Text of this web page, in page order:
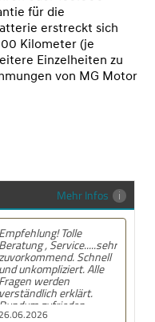
für die
erstreckt sich
Kilometer (je
Einzelheiten zu
von MG Motor
Mehr Infos
Empfehlung! Tolle
Beratung , Service.....sehr
zuvorkommend. Schnell
und unkompliziert. Alle
Fragen werden
verständlich erklärt.
Rundum zufrieden.